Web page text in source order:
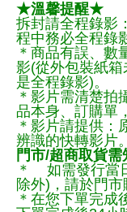
★溫馨提醒★
拆封請全程錄影
程中務必全程錄
＊商品有誤、數
影(從外包裝紙
是全程錄影)。
＊影片需清楚拍
品本身、訂購單
＊影片請提供：
辨識的快轉影片。
門市/超商取貨需
＊ 如需發行當
除外)，請於門市
＊在您下單完成